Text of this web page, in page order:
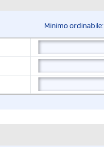
Minimo ordinabile: